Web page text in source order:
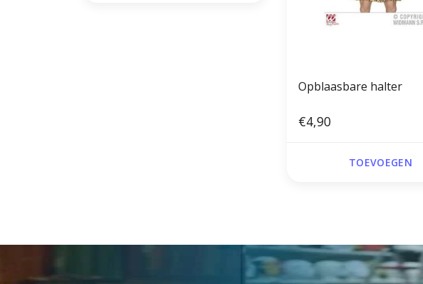
Opblaasbare halter
€4,90
TOEVOEGEN